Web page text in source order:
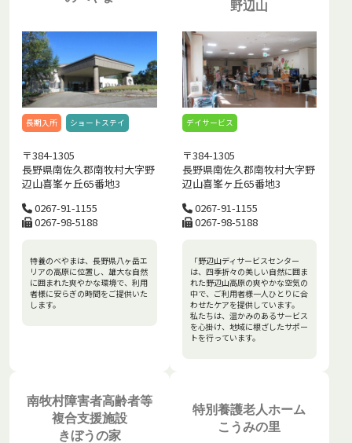
長期入所 ショートステイ
〒384-1305
長野県南佐久郡南牧村大字野
辺山喜峯ヶ丘65番地3
0267-91-1155
0267-98-5188
特養のべやまは、長野県八ヶ岳エ
リアの高原に位置し、雄大な自然
に囲まれた爽やかな環境で、利用
者様に安らぎの時間をご提供いた
します。
野辺山
デイサービス
〒384-1305
長野県南佐久郡南牧村大字野
辺山喜峯ヶ丘65番地3
0267-91-1155
0267-98-5188
「野辺山ディサービスセンター
は、四季折々の美しい自然に囲ま
れた野辺山高原の爽やかな空気の
中で、ご利用者様一人ひとりに合
わせたケアを提供しています。
私たちは、温かみのあるサービス
を心掛け、地域に根ざしたサポー
トを行っています。
南牧村障害者高齢者等
複合支援施設
きぼうの家
特別養護老人ホーム
こうみの里